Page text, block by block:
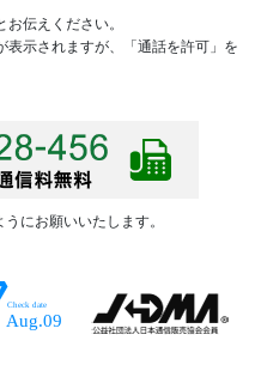
伝えください。
示されますが、「通話を許可」を
にお願いいたします。